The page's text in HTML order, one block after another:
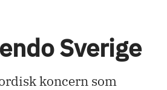
Sverige
koncern som